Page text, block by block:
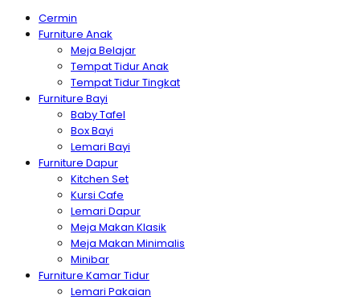
Cermin
Furniture Anak
Meja Belajar
Tempat Tidur Anak
Tempat Tidur Tingkat
Furniture Bayi
Baby Tafel
Box Bayi
Lemari Bayi
Furniture Dapur
Kitchen Set
Kursi Cafe
Lemari Dapur
Meja Makan Klasik
Meja Makan Minimalis
Minibar
Furniture Kamar Tidur
Lemari Pakaian